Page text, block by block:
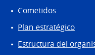
Cometidos
Plan estratégico
Estructura del